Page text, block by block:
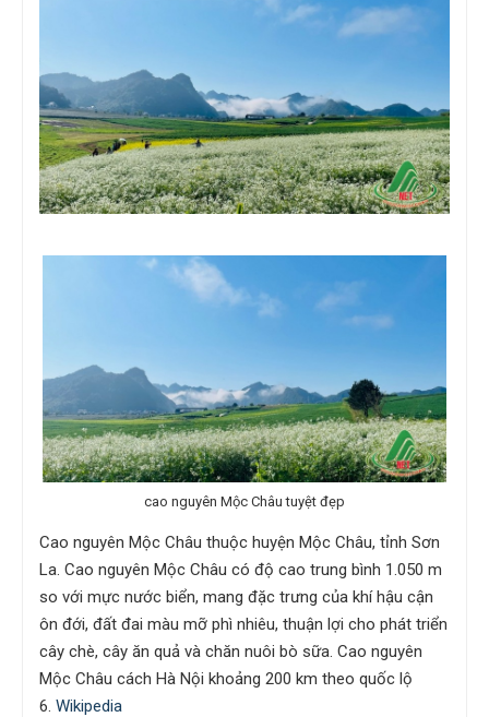
cao nguyên Mộc Châu tuyệt đẹp
Cao nguyên Mộc Châu thuộc huyện Mộc Châu, tỉnh Sơn
La. Cao nguyên Mộc Châu có độ cao trung bình 1.050 m
so với mực nước biển, mang đặc trưng của khí hậu cận
ôn đới, đất đai màu mỡ phì nhiêu, thuận lợi cho phát triển
cây chè, cây ăn quả và chăn nuôi bò sữa. Cao nguyên
Mộc Châu cách Hà Nội khoảng 200 km theo quốc lộ
6. Wikipedia